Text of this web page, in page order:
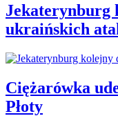
Jekaterynburg
ukraińskich
Ciężarówka
Płoty